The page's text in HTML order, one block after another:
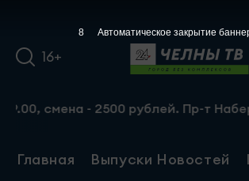
16+
- 2500 рублей. Пр-т
Главная Выпуски Новостей
7 Автоматическое закрытие